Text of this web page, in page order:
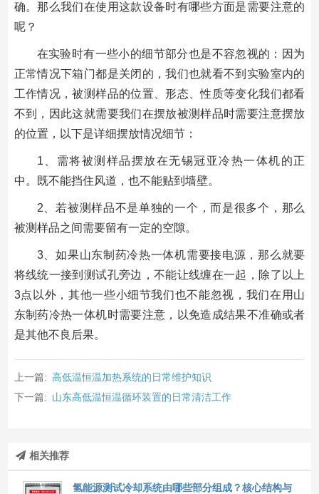
确。那么我们在使用这款设备时有哪些方面是需要注意的
呢？
在实验时有一些小的细节部分也是不容忽视的：因为
正常情况下箱门都是关闭的，我们也就看不到实验室内的
工作情况，被测样品的位置、形态、性质等变化我们都看
不到，因此这就需要我们在摆放被测样品时需要注意摆放
的位置，以下是详细摆放情况细节：
1、需将被测样品摆放在无锡冠亚冷热一体机的正
中。既不能挡住风道，也不能贴到墙壁。
2、若被测样品不是单独的一个，而是很多个，那么
被测样品之间需要留有一定的空隙。
3、如果山东制药冷热一体机需要接电源，那么就要
将线统一接到测试孔旁边，不能让线缠在一起，除了以上
3点以外，其他一些小细节我们也不能忽视，我们在用山
东制药冷热一体机时需要注意，以免造成结果不准确或者
是其他不良后果。
上一篇: 高低温恒温加热系统的日常维护知识
下一篇: 山东高低温恒温循环装置的日常清洁工作
相关推荐
氢能源测试冷却系统由哪些部分组成？核心结构与